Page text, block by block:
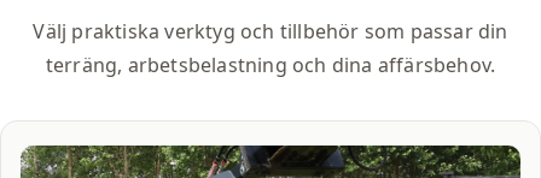
Välj praktiska verktyg och tillbehör som passar din
terräng, arbetsbelastning och dina affärsbehov.